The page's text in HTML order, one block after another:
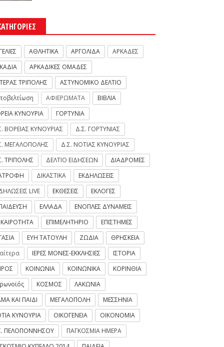
ΑΘΛΗΤΙΚΑ ΑΡΓΟΛΙΔΑ
ΑΡΚΑΔΕΣ
ΑΡΚΑΔΙΚΕΣ ΟΜΑΔΕΣ
ΤΡΙΠΟΛΗΣ
ΑΣΤΥΝΟΜΙΚΟ ΔΕΛΤΙΟ
ΑΦΙΕΡΩΜΑΤΑ
ΒΙΒΛΙΑ
ΚΥΝΟΥΡΙΑ
ΓΟΡΤΥΝΙΑ
ΒΟΡΕΙΑΣ ΚΥΝΟΥΡΙΑΣ
Δ.Σ. ΓΟΡΤΥΝΙΑΣ
ΜΕΓΑΛΟΠΟΛΗΣ
Δ.Σ. ΝΟΤΙΑΣ ΚΥΝΟΥΡΙΑΣ
ΤΡΙΠΟΛΗΣ
ΔΕΛΤΙΟ ΕΙΔΗΣΕΩΝ
ΔΙΑΔΡΟΜΕΣ
ΔΙΚΑΣΤΙΚΑ
ΕΚΔΗΛΩΣΕΙΣ
LIVE
ΕΚΘΕΣΕΙΣ
ΕΚΛΟΓΕΣ
ΕΛΛΑΔΑ
ΕΝΟΠΛΕΣ ΔΥΝΑΜΕΙΣ
ΕΠΙΜΕΛΗΤΗΡΙΟ
ΕΠΙΣΤΗΜΕΣ
ΕΥΗ ΤΑΤΟΥΛΗ ΖΩΔΙΑ
ΘΡΗΣΚΕΙΑ
ΙΕΡΕΣ ΜΟΝΕΣ-ΕΚΚΛΗΣΙΕΣ
ΙΣΤΟΡΙΑ
ΚΟΙΝΩΝΙΑ ΚΟΙΝΩΝΙΚΑ
ΚΟΡΙΝΘΙΑ
ΚΟΣΜΟΣ
ΛΑΚΩΝΙΑ
ΚΑΙ ΠΑΙΔΙ
ΜΕΓΑΛΟΠΟΛΗ
ΜΕΣΣΗΝΙΑ
ΚΥΝΟΥΡΙΑ
ΟΙΚΟΓΕΝΕΙΑ
ΟΙΚΟΝΟΜΙΑ
ΠΕΛΟΠΟΝΝΗΣΟΥ
ΠΑΓΚΟΣΜΙΑ ΗΜΕΡΑ